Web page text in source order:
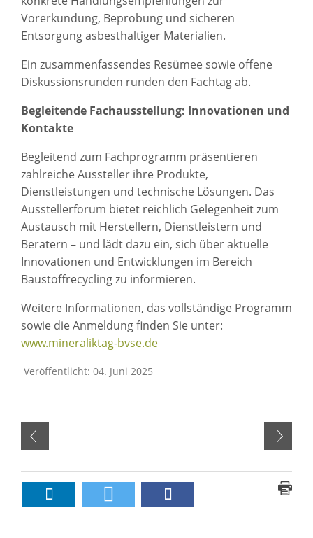
Vorerkundung, Beprobung und sicheren
Entsorgung asbesthaltiger Materialien.
Ein zusammenfassendes Resümee sowie offene
Diskussionsrunden runden den Fachtag ab.
Begleitende Fachausstellung: Innovationen und
Kontakte
Begleitend zum Fachprogramm präsentieren
zahlreiche Aussteller ihre Produkte,
Dienstleistungen und technische Lösungen. Das
Ausstellerforum bietet reichlich Gelegenheit zum
Austausch mit Herstellern, Dienstleistern und
Beratern – und lädt dazu ein, sich über aktuelle
Innovationen und Entwicklungen im Bereich
Baustoffrecycling zu informieren.
Weitere Informationen, das vollständige Programm
sowie die Anmeldung finden Sie unter:
www.mineraliktag-bvse.de
Veröffentlicht: 04. Juni 2025